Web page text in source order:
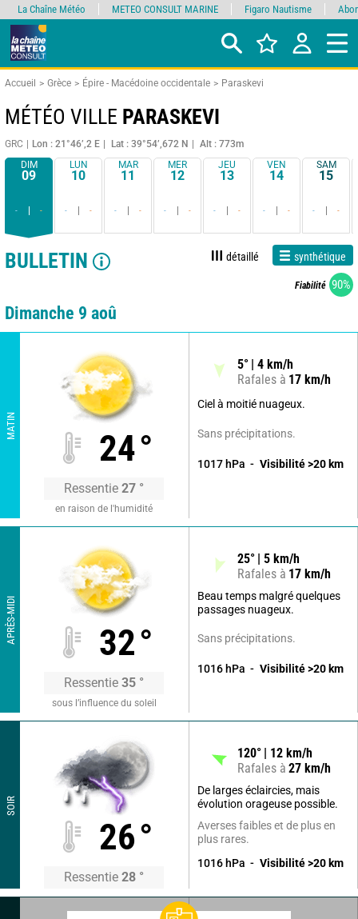
Accueil Grèce Épire - Macédoine occidentale Paraskevi
MÉTÉO VILLE PARASKEVI
GRC Lon : 21°46’,2 E Lat : 39°54’,672 N
Alt : 773m
DIM
09
- -
LUN
10
- -
MAR
11
- -
MER
12
- -
JEU
13
- -
VEN
14
- -
SAM
15
- -
BULLETIN détaillé synthétique
Fiabilité 90%
Dimanche 9 aoû
MATIN
24°
Ressentie 27 °
en raison de l'humidité
5° 4 km/h
Rafales à 17 km/h
Ciel à moitié nuageux.
Sans précipitations.
1017 hPa Visibilité >20 km
APRÈS-MIDI 32°
Ressentie 35 °
sous l’influence du soleil
25° 5 km/h
Rafales à 17 km/h
Beau temps malgré quelques
passages nuageux.
Sans précipitations.
1016 hPa Visibilité >20 km
SOIR
26°
Ressentie 28 °
120° 12 km/h
Rafales à 27 km/h
De larges éclaircies, mais
évolution orageuse possible.
Averses faibles et de plus en
plus rares.
1016 hPa Visibilité >20 km
La Chaîne Météo METEO CONSULT MARINE Figaro Nautisme